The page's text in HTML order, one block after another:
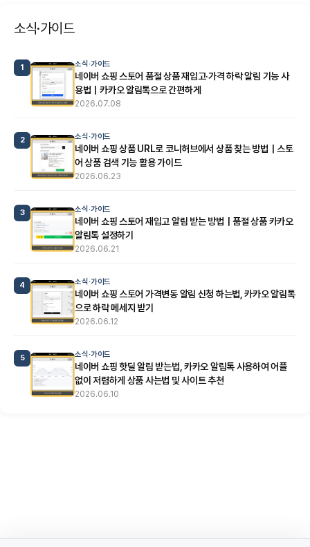
소식·가이드
1 소식·가이드
네이버 쇼핑 스토어 품절 상품 재입고·가격 하락 알림 기능 사
용법｜카카오 알림톡으로 간편하게
2026.07.08
2 소식·가이드
네이버 쇼핑 상품 URL로 코니허브에서 상품 찾는 방법｜스토
어 상품 검색 기능 활용 가이드
2026.06.23
3 소식·가이드
네이버 쇼핑 스토어 재입고 알림 받는 방법｜품절 상품 카카오
알림톡 설정하기
2026.06.21
4 소식·가이드
네이버 쇼핑 스토어 가격변동 알림 신청 하는법, 카카오 알림톡
으로 하락 메세지 받기
2026.06.12
5 소식·가이드
네이버 쇼핑 핫딜 알림 받는법, 카카오 알림톡 사용하여 어플
없이 저렴하게 상품 사는법 및 사이트 추천
2026.06.10